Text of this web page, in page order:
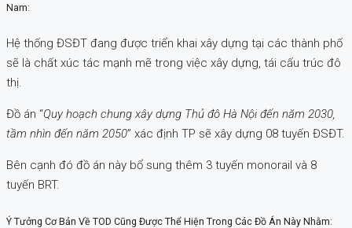
Nam:
Hệ thống ĐSĐT đang được triển khai xây dựng tại các thành phố
sẽ là chất xúc tác mạnh mẽ trong việc xây dựng, tái cấu trúc đô
thị.
Đồ án “Quy hoạch chung xây dựng Thủ đô Hà Nội đến năm 2030,
tầm nhìn đến năm 2050” xác định TP sẽ xây dựng 08 tuyến ĐSĐT.
Bên cạnh đó đồ án này bổ sung thêm 3 tuyến monorail và 8
tuyến BRT.
Ý Tưởng Cơ Bản Về TOD Cũng Được Thể Hiện Trong Các Đồ Án Này Nhằm: